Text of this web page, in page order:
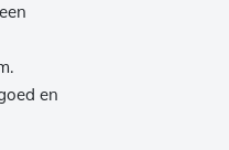
en